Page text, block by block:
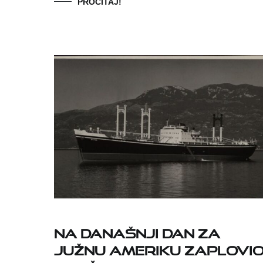
Na današnji dan za
Južnu Ameriku